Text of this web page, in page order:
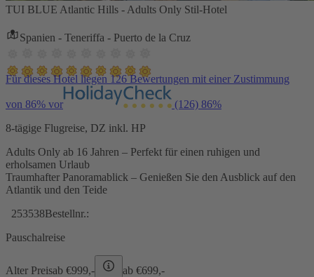
TUI BLUE Atlantic Hills - Adults Only Stil-Hotel
Spanien - Teneriffa - Puerto de la Cruz
Für dieses Hotel liegen 126 Bewertungen mit einer Zustimmung
von 86% vor (126) 86%
8-tägige Flugreise, DZ inkl. HP
Adults Only ab 16 Jahren – Perfekt für einen ruhigen und
erholsamen Urlaub
Traumhafter Panoramablick – Genießen Sie den Ausblick auf den
Atlantik und den Teide
253538Bestellnr.:
Pauschalreise
Alter Preisab €999,- ab €699,-